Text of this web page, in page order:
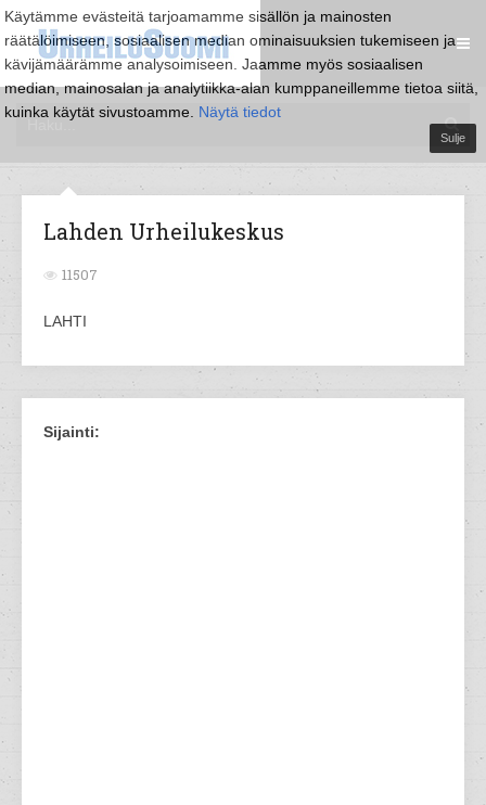
Käytämme evästeitä tarjoamamme sisällön ja mainosten
räätälöimiseen, sosiaalisen median ominaisuuksien tukemiseen ja
kävijämäärämme analysoimiseen. Jaamme myös sosiaalisen
median, mainosalan ja analytiikka-alan kumppaneillemme tietoa siitä,
kuinka käytät sivustoamme. Näytä tiedot
Sulje
Lahden Urheilukeskus
11507
LAHTI
Sijainti: